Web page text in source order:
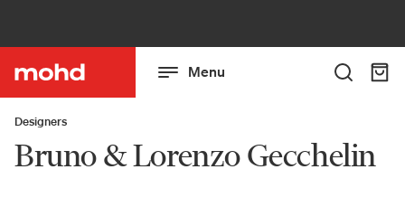
Menu
Designers
Bruno & Lorenzo Gecchelin